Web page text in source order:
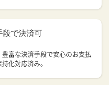
段で決済可
富な決済手段で安心のお支払
化対応済み。